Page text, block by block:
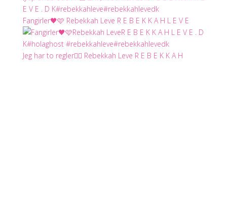
Fangirler🖤🩷 Rebekkah Leve R E B E K K A H L E V E
Jeg har to regler✌🏻 Rebekkah Leve R E B E K K A H